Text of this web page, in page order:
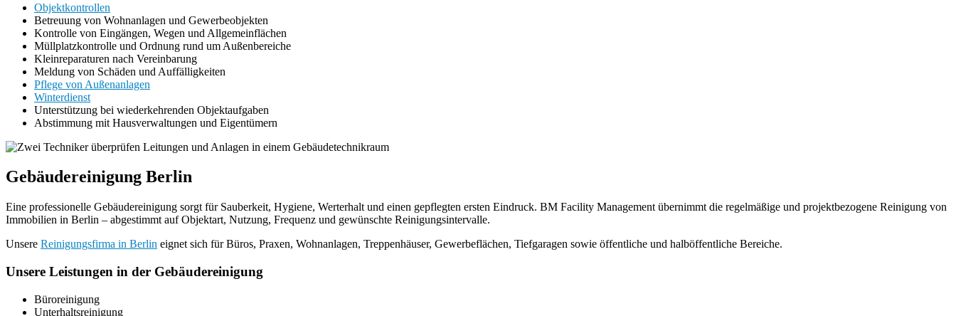
Objektkontrollen
Betreuung von Wohnanlagen und Gewerbeobjekten
Kontrolle von Eingängen, Wegen und Allgemeinflächen
Müllplatzkontrolle und Ordnung rund um Außenbereiche
Kleinreparaturen nach Vereinbarung
Meldung von Schäden und Auffälligkeiten
Pflege von Außenanlagen
Winterdienst
Unterstützung bei wiederkehrenden Objektaufgaben
Abstimmung mit Hausverwaltungen und Eigentümern
Gebäudereinigung Berlin
Eine professionelle Gebäudereinigung sorgt für Sauberkeit, Hygiene, Werterhalt und einen gepflegten ersten Eindruck. BM Facility Management übernimmt die regelmäßige und projektbezogene Reinigung von
Immobilien in Berlin – abgestimmt auf Objektart, Nutzung, Frequenz und gewünschte Reinigungsintervalle.
Unsere Reinigungsfirma in Berlin eignet sich für Büros, Praxen, Wohnanlagen, Treppenhäuser, Gewerbeflächen, Tiefgaragen sowie öffentliche und halböffentliche Bereiche.
Unsere Leistungen in der Gebäudereinigung
Büroreinigung
Unterhaltsreinigung